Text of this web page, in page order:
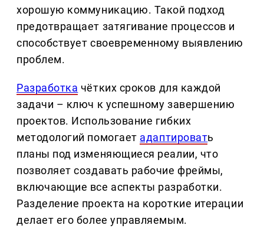
хорошую коммуникацию. Такой подход
предотвращает затягивание процессов и
способствует своевременному выявлению
проблем.
Разработка чётких сроков для каждой
задачи – ключ к успешному завершению
проектов. Использование гибких
методологий помогает адаптировать
планы под изменяющиеся реалии, что
позволяет создавать рабочие фреймы,
включающие все аспекты разработки.
Разделение проекта на короткие итерации
делает его более управляемым.